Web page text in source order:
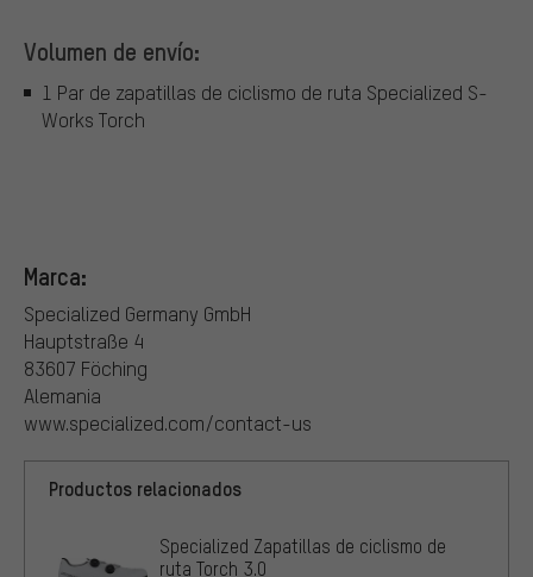
Volumen de envío:
1 Par de zapatillas de ciclismo de ruta Specialized S-
Works Torch
Marca:
Specialized Germany GmbH
Hauptstraße 4
83607 Föching
Alemania
www.specialized.com/contact-us
Productos relacionados
Specialized Zapatillas de ciclismo de
ruta Torch 3.0